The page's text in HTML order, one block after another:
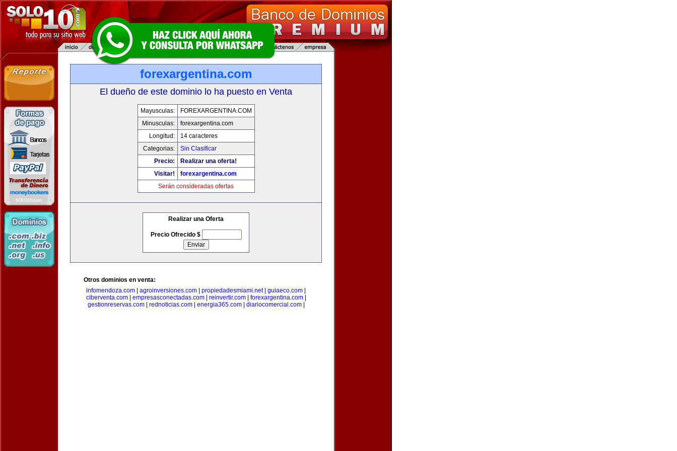
forexargentina.com
El dueño de este dominio lo ha puesto en Venta
Mayusculas:
FOREXARGENTINA.COM
Minusculas:
forexargentina.com
Longitud:
14 caracteres
Categorias:
Sin Clasificar
Precio:
Realizar una oferta!
Visitar!
forexargentina.com
Serán consideradas ofertas
Realizar una Oferta
Precio Ofrecido $
Otros dominios en venta:
infomendoza.com
agroinversiones.com propiedadesmiami.net| guiaeco.com
ciberventa.com| empresasconectadas.com| reinvertir.com| forexargentina.com|
gestionreservas.com| rednoticias.com| energia365.com| diariocomercial.com|